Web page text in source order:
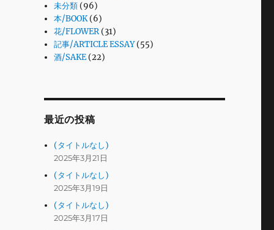
未分類 (96)
本/BOOK(6)
花/FLOWER(31)
記事/ARTICLE ESSAY(55)
酒/SAKE (22)
最近の投稿
(タイトルなし)
2025年3月21日
(タイトルなし)
2025年3月19日
(タイトルなし)
2025年3月17日